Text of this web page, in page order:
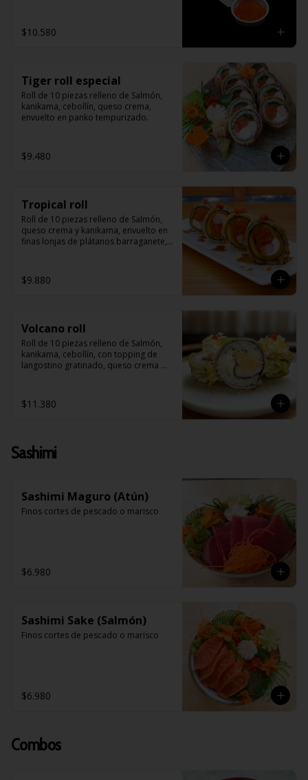
$10.580
Tiger roll especial
Roll de 10 piezas relleno de Salmón,
kanikama, cebollín, queso crema,
envuelto en panko tempurizado.
$9.480
Tropical roll
Roll de 10 piezas relleno de Salmón,
queso crema y kanikama, envuelto en
finas lonjas de plátanos barraganete,
$9.880
Volcano roll
Roll de 10 piezas relleno de Salmón,
kanikama, cebollín, con topping de
langostino gratinado, queso crema
$11.380
Sashimi
Sashimi Maguro (Atún)
Finos cortes de pescado o marisco
$6.980
Sashimi Sake (Salmón)
Finos cortes de pescado o marisco
$6.980
Combos